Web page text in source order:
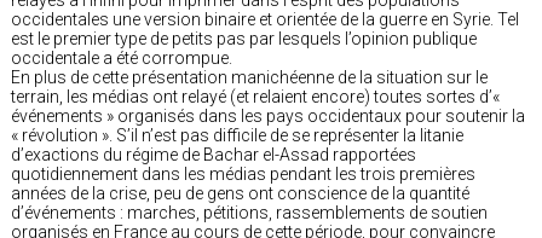
occidentales une version binaire et orientée de la guerre en Syrie. Tel
est le premier type de petits pas par lesquels l’opinion publique
occidentale a été corrompue.
En plus de cette présentation manichéenne de la situation sur le
terrain, les médias ont relayé (et relaient encore) toutes sortes d’«
événements » organisés dans les pays occidentaux pour soutenir la
« révolution ». S’il n’est pas difficile de se représenter la litanie
d’exactions du régime de Bachar el-Assad rapportées
quotidiennement dans les médias pendant les trois premières
années de la crise, peu de gens ont conscience de la quantité
d’événements : marches, pétitions, rassemblements de soutien
organisés en France au cours de cette période, pour convaincre